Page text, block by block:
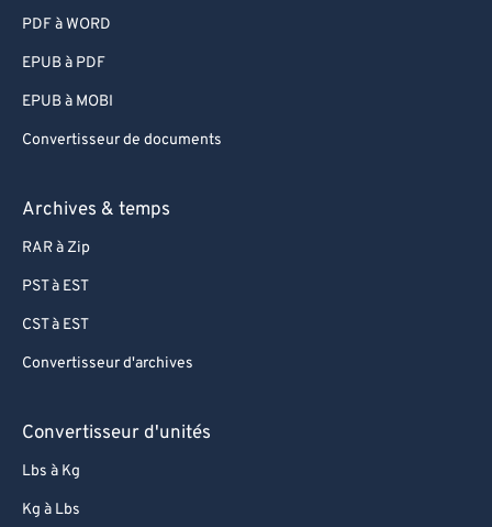
PDF à WORD
EPUB à PDF
EPUB à MOBI
Convertisseur de documents
Archives & temps
RAR à Zip
PST à EST
CST à EST
Convertisseur d'archives
Convertisseur d'unités
Lbs à Kg
Kg à Lbs